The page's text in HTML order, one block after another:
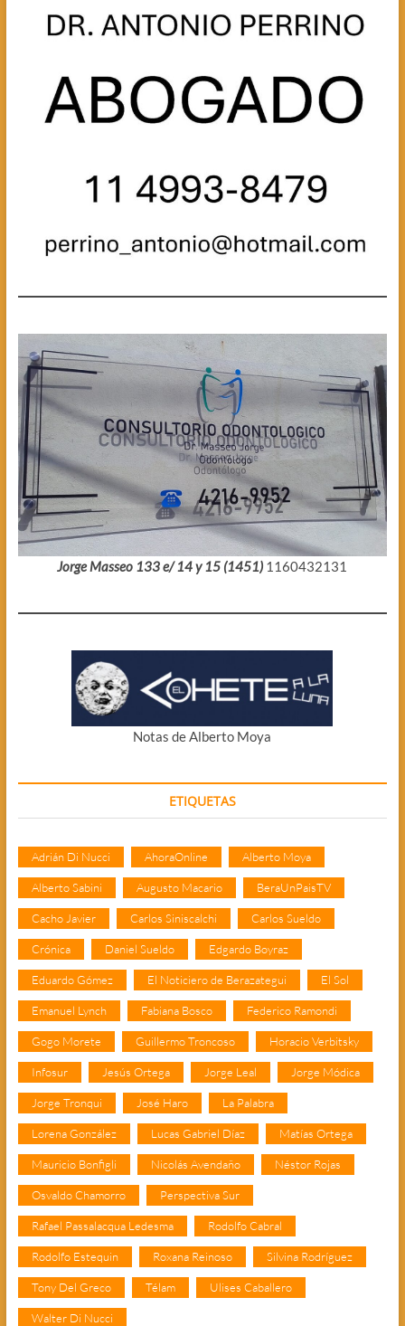
Jorge Masseo 133 e/ 14 y 15 (1451) 1160432131
Notas de Alberto Moya
ETIQUETAS
Adrián Di Nucci AhoraOnline Alberto Moya
Alberto Sabini Augusto Macario BeraUnPaisTV
Cacho Javier Carlos Siniscalchi Carlos Sueldo
Crónica Daniel Sueldo Edgardo Boyraz
Eduardo Gómez El Noticiero de Berazategui El Sol
Emanuel Lynch Fabiana Bosco Federico Ramondi
Gogo Morete Guillermo Troncoso Horacio Verbitsky
Infosur Jesús Ortega Jorge Leal Jorge Módica
Jorge Tronqui José Haro La Palabra
Lorena González Lucas Gabriel Díaz Matías Ortega
Mauricio Bonfigli Nicolás Avendaño Néstor Rojas
Osvaldo Chamorro Perspectiva Sur
Rafael Passalacqua Ledesma Rodolfo Cabral
Rodolfo Estequin Roxana Reinoso Silvina Rodríguez
Tony Del Greco Télam Ulises Caballero
Walter Di Nucci